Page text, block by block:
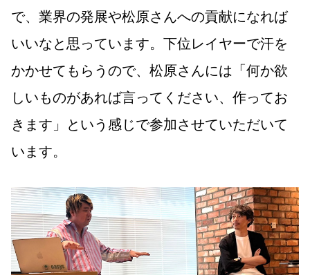
で、業界の発展や松原さんへの貢献になれば
いいなと思っています。下位レイヤーで汗を
かかせてもらうので、松原さんには「何か欲
しいものがあれば言ってください、作ってお
きます」という感じで参加させていただいて
います。